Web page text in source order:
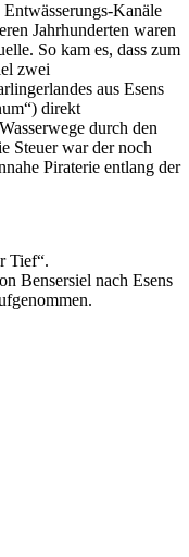
Kanäle
Jahrhunderten waren
So kam es, dass zum
zwei
aus Esens
direkt
durch den
Steuer war der noch
Piraterie entlang der
Tief“.
Bensersiel nach Esens